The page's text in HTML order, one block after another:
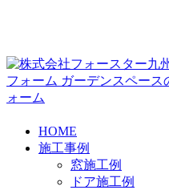
HOME
施工事例
窓施工例
ドア施工例